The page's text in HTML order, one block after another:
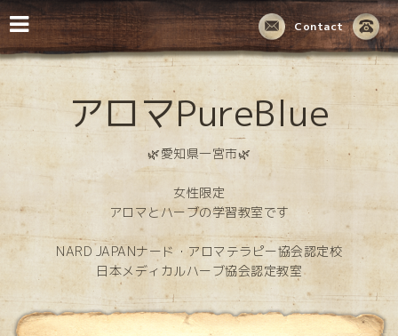
Contact
アロマPureBlue
🌿愛知県一宮市🌿
女性限定
アロマとハーブの学習教室です
NARD JAPANナード・アロマテラピー協会認定校
日本メディカルハーブ協会認定教室